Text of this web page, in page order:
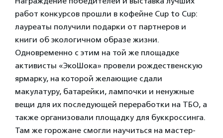
работ конкурсов прошли в кофейне Cup to Cup:
лауреаты получили подарки от партнеров и
книги об экологичном образе жизни.
Одновременно с этим на той же площадке
активисты «ЭкоШока» провели рождественскую
ярмарку, на которой желающие сдали
макулатуру, батарейки, лампочки и ненужные
вещи для их последующей переработки на ТБО, а
также организовали площадку для буккроссинга.
Там же горожане смогли научиться на мастер-